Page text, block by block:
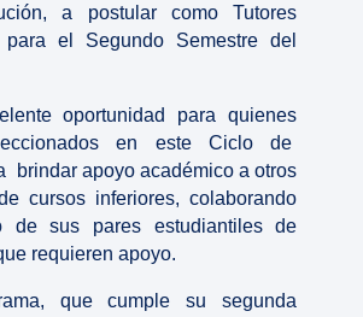
a postular como Tutores
para el Segundo Semestre del
oportunidad para quienes
en este Ciclo de
brindar apoyo académico a otros
cursos inferiores, colaborando
de sus pares estudiantiles de
requieren apoyo.
que cumple su segunda